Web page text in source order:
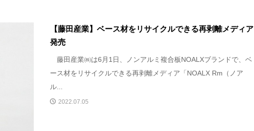
【藤田産業】ベース材をリサイクルできる再剥離メディア
発売
藤田産業㈱は6月1日、ノンアルミ複合板NOALXブランドで、ベ
ース材をリサイクルできる再剥離メディア「NOALX Rm（ノア
ル...
2022.07.05